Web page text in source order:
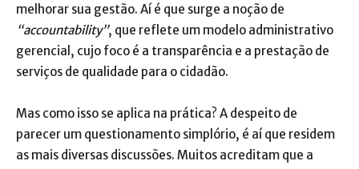
melhorar sua gestão. Aí é que surge a noção de
“accountability”, que reflete um modelo administrativo
gerencial, cujo foco é a transparência e a prestação de
serviços de qualidade para o cidadão.
Mas como isso se aplica na prática? A despeito de
parecer um questionamento simplório, é aí que residem
as mais diversas discussões. Muitos acreditam que a